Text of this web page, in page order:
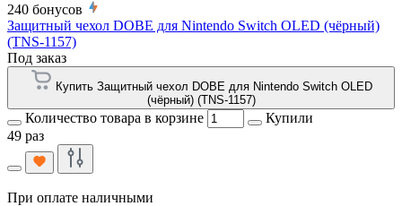
240 бонусов
Защитный чехол DOBE для Nintendo Switch OLED (чёрный)
(TNS-1157)
Под заказ
Купить Защитный чехол DOBE для Nintendo Switch OLED
(чёрный) (TNS-1157)
Количество товара в корзине
Купили
49 раз
При оплате наличными